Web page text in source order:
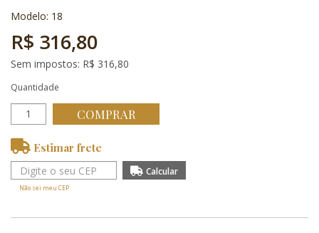
Modelo: 18
R$ 316,80
Sem impostos: R$ 316,80
Quantidade
COMPRAR
Estimar frete
Não sei meu CEP